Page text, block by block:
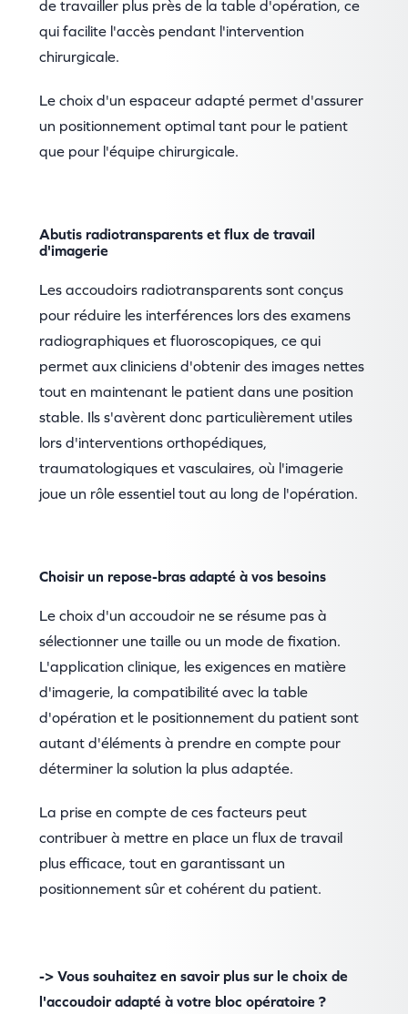
de travailler plus près de la table d'opération, ce
qui facilite l'accès pendant l'intervention
chirurgicale.
Le choix d'un espaceur adapté permet d'assurer
un positionnement optimal tant pour le patient
que pour l'équipe chirurgicale.
Abutis radiotransparents et flux de travail
d'imagerie
Les accoudoirs radiotransparents sont conçus
pour réduire les interférences lors des examens
radiographiques et fluoroscopiques, ce qui
permet aux cliniciens d'obtenir des images nettes
tout en maintenant le patient dans une position
stable. Ils s'avèrent donc particulièrement utiles
lors d'interventions orthopédiques,
traumatologiques et vasculaires, où l'imagerie
joue un rôle essentiel tout au long de l'opération.
Choisir un repose-bras adapté à vos besoins
Le choix d'un accoudoir ne se résume pas à
sélectionner une taille ou un mode de fixation.
L'application clinique, les exigences en matière
d'imagerie, la compatibilité avec la table
d'opération et le positionnement du patient sont
autant d'éléments à prendre en compte pour
déterminer la solution la plus adaptée.
La prise en compte de ces facteurs peut
contribuer à mettre en place un flux de travail
plus efficace, tout en garantissant un
positionnement sûr et cohérent du patient.
-> Vous souhaitez en savoir plus sur le choix de
l'accoudoir adapté à votre bloc opératoire ?